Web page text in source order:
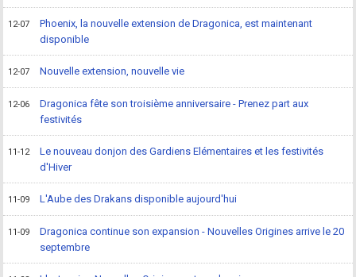
12-07
Phoenix, la nouvelle extension de Dragonica, est maintenant
disponible
12-07 Nouvelle extension, nouvelle vie
12-06
Dragonica fête son troisième anniversaire - Prenez part aux
festivités
11-12
Le nouveau donjon des Gardiens Elémentaires et les festivités
d'Hiver
11-09 L'Aube des Drakans disponible aujourd'hui
11-09
Dragonica continue son expansion - Nouvelles Origines arrive le 20
septembre